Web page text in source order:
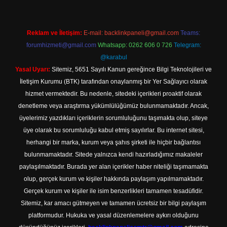
Reklam ve İletişim: E-mail: backlinkpaneli@gmail.com Teams:
forumhizmeti@gmail.com Whatsapp: 0262 606 0 726 Telegram:
@karabul
Yasal Uyarı: Sitemiz, 5651 Sayılı Kanun gereğince Bilgi Teknolojileri ve
İletişim Kurumu (BTK) tarafından onaylanmış bir Yer Sağlayıcı olarak
hizmet vermektedir. Bu nedenle, sitedeki içerikleri proaktif olarak
denetleme veya araştırma yükümlülüğümüz bulunmamaktadır. Ancak,
üyelerimiz yazdıkları içeriklerin sorumluluğunu taşımakta olup, siteye
üye olarak bu sorumluluğu kabul etmiş sayılırlar. Bu internet sitesi,
herhangi bir marka, kurum veya şahıs şirketi ile hiçbir bağlantısı
bulunmamaktadır. Sitede yalnızca kendi hazırladığımız makaleler
paylaşılmaktadır. Burada yer alan içerikler haber niteliği taşımamakta
olup, gerçek kurum ve kişiler hakkında paylaşım yapılmamaktadır.
Gerçek kurum ve kişiler ile isim benzerlikleri tamamen tesadüfidir.
Sitemiz, kar amacı gütmeyen ve tamamen ücretsiz bir bilgi paylaşım
platformudur. Hukuka ve yasal düzenlemelere aykırı olduğunu